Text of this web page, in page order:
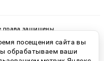
права защищены
сайта 16+
посещения сайта вы
обрабатываем ваши